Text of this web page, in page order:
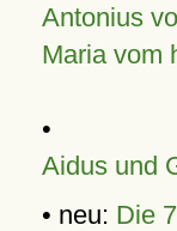
Antonius
Maria vom
•
Aidus und
• neu: Die